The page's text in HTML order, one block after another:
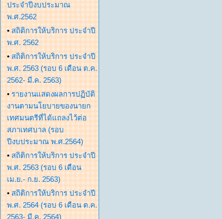
ประจำปีงบประมาณ
พ.ศ.2562
• สถิติการให้บริการ ประจำปี
พ.ศ. 2562
• สถิติการให้บริการ ประจำปี
พ.ศ. 2563 (รอบ 6 เดือน ต.ค.
2562- มี.ค. 2563)
• รายงานแสดงผลการปฏิบัติ
งานตามนโยบายของนายก
เทศมนตรีที่ได้แถลงไว้ต่อ
สภาเทศบาล (รอบ
ปีงบประมาณ พ.ศ.2564)
• สถิติการให้บริการ ประจำปี
พ.ศ. 2563 (รอบ 6 เดือน
เม.ย.- ก.ย. 2563)
• สถิติการให้บริการ ประจำปี
พ.ศ. 2564 (รอบ 6 เดือน ต.ค.
2563- มี.ค. 2564)